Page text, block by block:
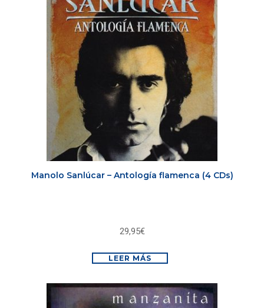
Manolo Sanlúcar – Antología flamenca (4 CDs)
29,95€
LEER MÁS